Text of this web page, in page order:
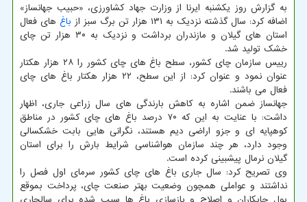
به گزارش روز یکشنبه ایرنا از وزارت جهاد کشاورزی، «حبیب جهانساز»
اضافه کرد: سال گذشته نزدیک به ۱۳۱ هزار تن برگ سبز از
باغ های فعال
استان های گیلان و مازندران برداشت و نزدیک به ۳۰ هزار تن چای
خشک تولید شد.
رییس سازمان چای کشور، سطح باغ های چای کشور را ۲۸ هزار هکتار
عنوان نمود و عنوان کرد: از این سطح، ۲۲ هزار هکتار باغ های چای
فعال می باشند.
جهانساز ضمن اشاره به کاهش بارندگی های سال زراعی جاری، اظهار
داشت: با عنایت به این که ۷۰ درصد باغ های چای کشور در مناطق
کوهپایه ای و جزو اراضی دیم هستند، نگرانی هایی بابت خشکسالی
وجود دارد، هر چند سازمان هواشناسی شرایط بارش را برای استان
گیلان نرمال پیشبینی کرده است.
وی تصریح کرد: سال جاری باغ های چای کشور سرمای اول فصل را
نداشتند و عواملی همچون وضعیت بهتر صنعت چای، پرداخت بموقع
پول چایکاران و اصلاح و بازسازی باغ ها سبب شده برای سالجاری